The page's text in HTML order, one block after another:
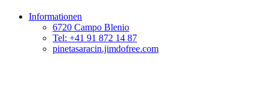
Informationen
6720 Campo Blenio
Tel: +41 91 872 14 87
pinetasaracin.jimdofree.com